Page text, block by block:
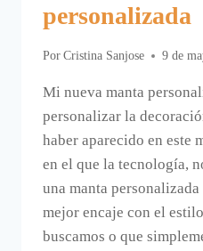
personalizada
Por Cristina Sanjose 9 de
Mi nueva manta
personalizar la
haber aparecido en este
en el que la tecnología,
una manta
mejor encaje con el
buscamos o que